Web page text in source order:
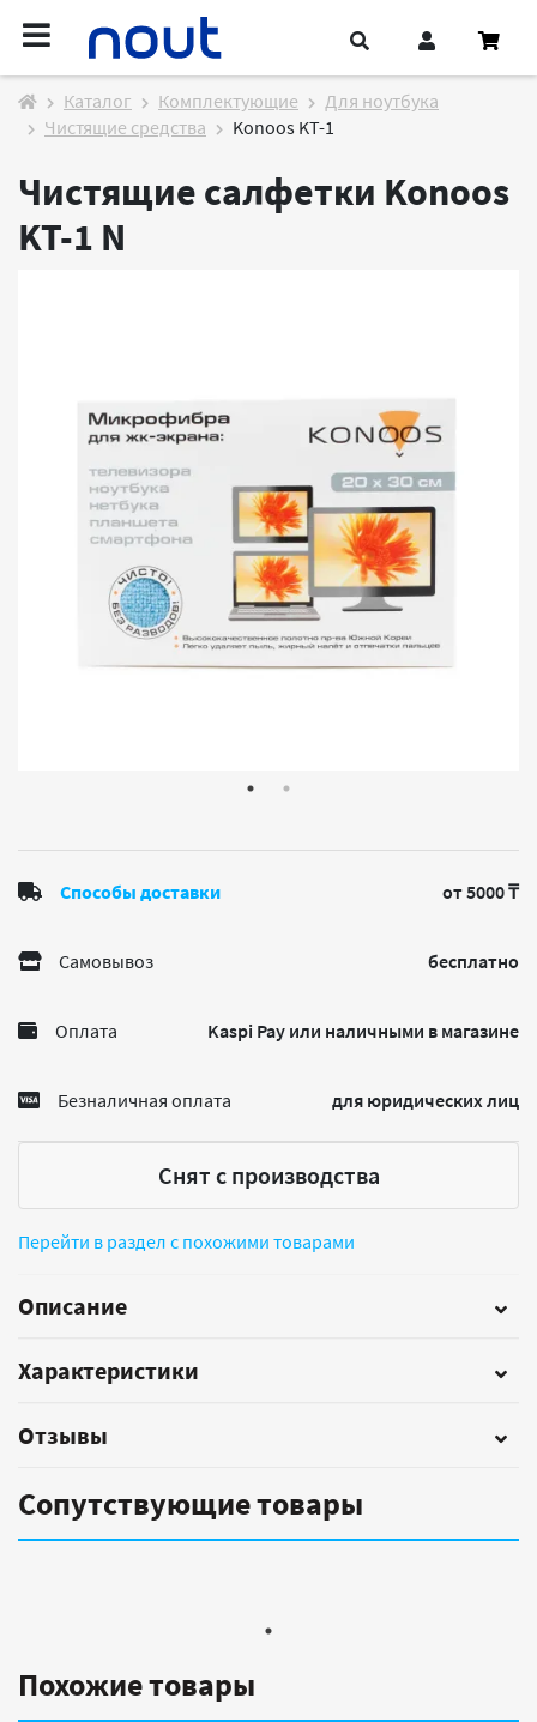
Каталог Комплектующие
Для ноутбука
Чистящие средства
Konoos KT-1
Чистящие салфетки Konoos
KT-1 N
Способы доставки от 5000 ₸
Самовывоз бесплатно
Оплата Kaspi Pay или наличными в магазине
Безналичная оплата для юридических лиц
Снят с производства
Перейти в раздел с похожими товарами
Описание
Характеристики
Отзывы
Сопутствующие товары
Похожие товары